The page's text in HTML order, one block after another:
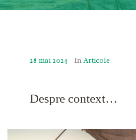
28 mai 2024 In Articole
Despre context…